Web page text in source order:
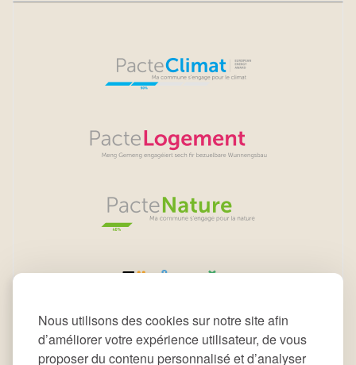
Nous utilisons des cookies sur notre site afin
d’améliorer votre expérience utilisateur, de vous
proposer du contenu personnalisé et d’analyser